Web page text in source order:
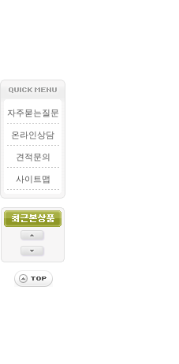
자주묻는질문
온라인상담
견적문의
사이트맵